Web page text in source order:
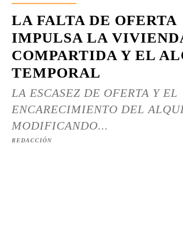
LA FALTA DE OFERTA
IMPULSA LA
COMPARTIDA Y EL
TEMPORAL
LA ESCASEZ DE OFERTA Y EL
ENCARECIMIENTO DEL
MODIFICANDO...
REDACCIÓN